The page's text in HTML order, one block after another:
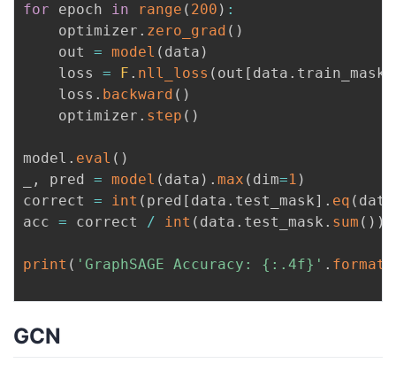
for epoch in range ( 200 ) :
    optimizer
. zero_grad ( )
    out
= model ( data )
    loss
= F . nll_loss ( out [ data . train_mask
    loss
. backward ( )
    optimizer
. step ( )
model . eval ( )
, pred = model ( data ) . max ( dim=1 )
correct = int ( pred [ data . test_mask] . eq ( data
acc = correct / int ( data . test_mask . sum ( ) )
print ( 'GraphSAGE Accuracy: {:.4f}' . format
GCN